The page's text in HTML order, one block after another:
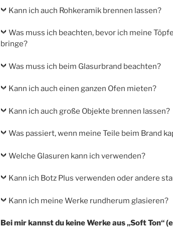
Kann ich auch Rohkeramik brennen lassen?
Was muss ich beachten, bevor ich meine
bringe?
Was muss ich beim Glasurbrand beachten?
Kann ich auch einen ganzen Ofen mieten?
Kann ich auch große Objekte brennen lassen?
Was passiert, wenn meine Teile beim Brand
Welche Glasuren kann ich verwenden?
Kann ich Botz Plus verwenden oder andere
Kann ich meine Werke rundherum glasieren?
Bei mir kannst du keine Werke aus „Soft Ton“